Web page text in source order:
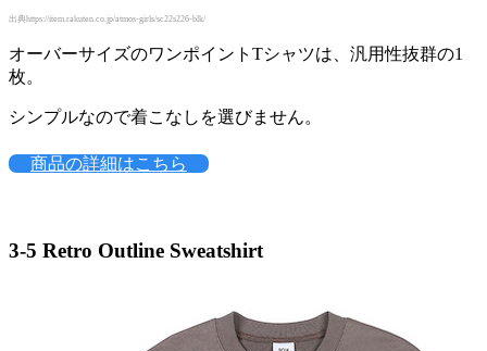
出典https://item.rakuten.co.jp/atmos-girls/sc22s226-blk/
オーバーサイズのワンポイントTシャツは、汎用性抜群の1
枚。
シンプルなので着こなしを選びません。
商品の詳細はこちら
3-5 Retro Outline Sweatshirt